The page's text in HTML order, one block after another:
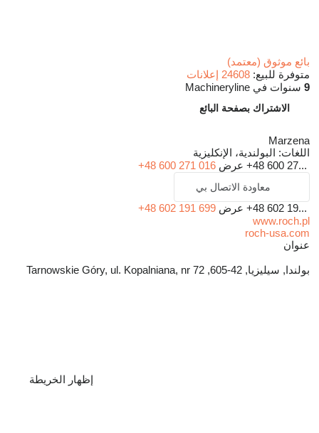
بائع موثوق (معتمد)
متوفرة للبيع: 24608 إعلانات
9 سنوات في Machineryline
الاشتراك بصفحة البائع
Marzena
اللغات: البولندية، الإنكليزية
+48 600 27... عرض +48 600 271 016
معاودة الاتصال بي
+48 602 19... عرض +48 602 191 699
www.roch.pl
roch-usa.com
عنوان
بولندا, سيليزيا, 42-605, Tarnowskie Góry, ul. Kopalniana, nr 72
إظهار الخريطة